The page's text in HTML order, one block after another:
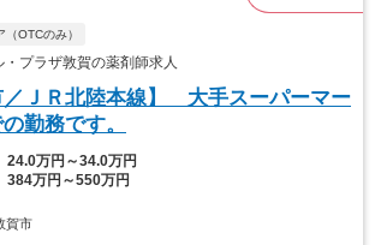
（OTCのみ）
プラザ敦賀の薬剤師求人
／ＪＲ北陸本線】 大手スーパーマー
勤務です。
24.0万円～34.0万円
384万円～550万円
賀市